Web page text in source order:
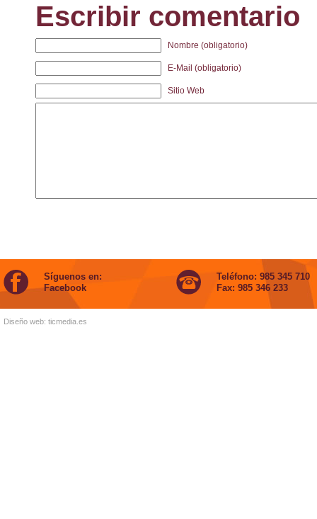
Escribir comentario
Nombre (obligatorio)
E-Mail (obligatorio)
Sitio Web
Síguenos en:
Facebook
Teléfono: 985 345 710
Fax: 985 346 233
Diseño web: ticmedia.es